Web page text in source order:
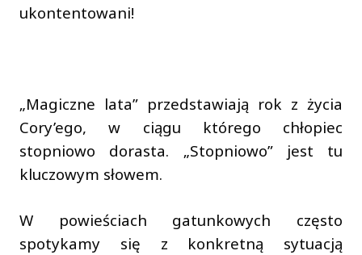
ukontentowani!
„Magiczne lata” przedstawiają rok z życia
Cory’ego, w ciągu którego chłopiec
stopniowo dorasta. „Stopniowo” jest tu
kluczowym słowem.
W powieściach gatunkowych często
spotykamy się z konkretną sytuacją